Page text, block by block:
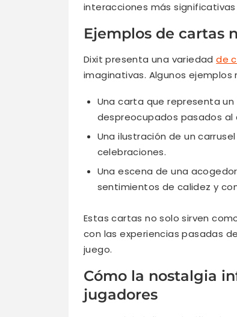
interacciones más
Ejemplos de cartas
Dixit presenta una variedadde
imaginativas. Algunos ejemplos
Una carta que representa
despreocupados pasados al
Una ilustración de un
celebraciones.
Una escena de una
sentimientos de calidez y
Estas cartas no solo sirven
con las experiencias pasadas
juego.
Cómo la nostalgia
jugadores